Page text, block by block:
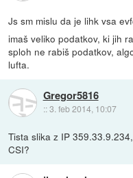
Js sm mislu da je lihk vsa
imaš veliko podatkov, ki jih
sploh ne rabiš podatkov,
lufta.
Gregor5816
::3. feb 2014, 10:07
Tista slika z IP
CSI?